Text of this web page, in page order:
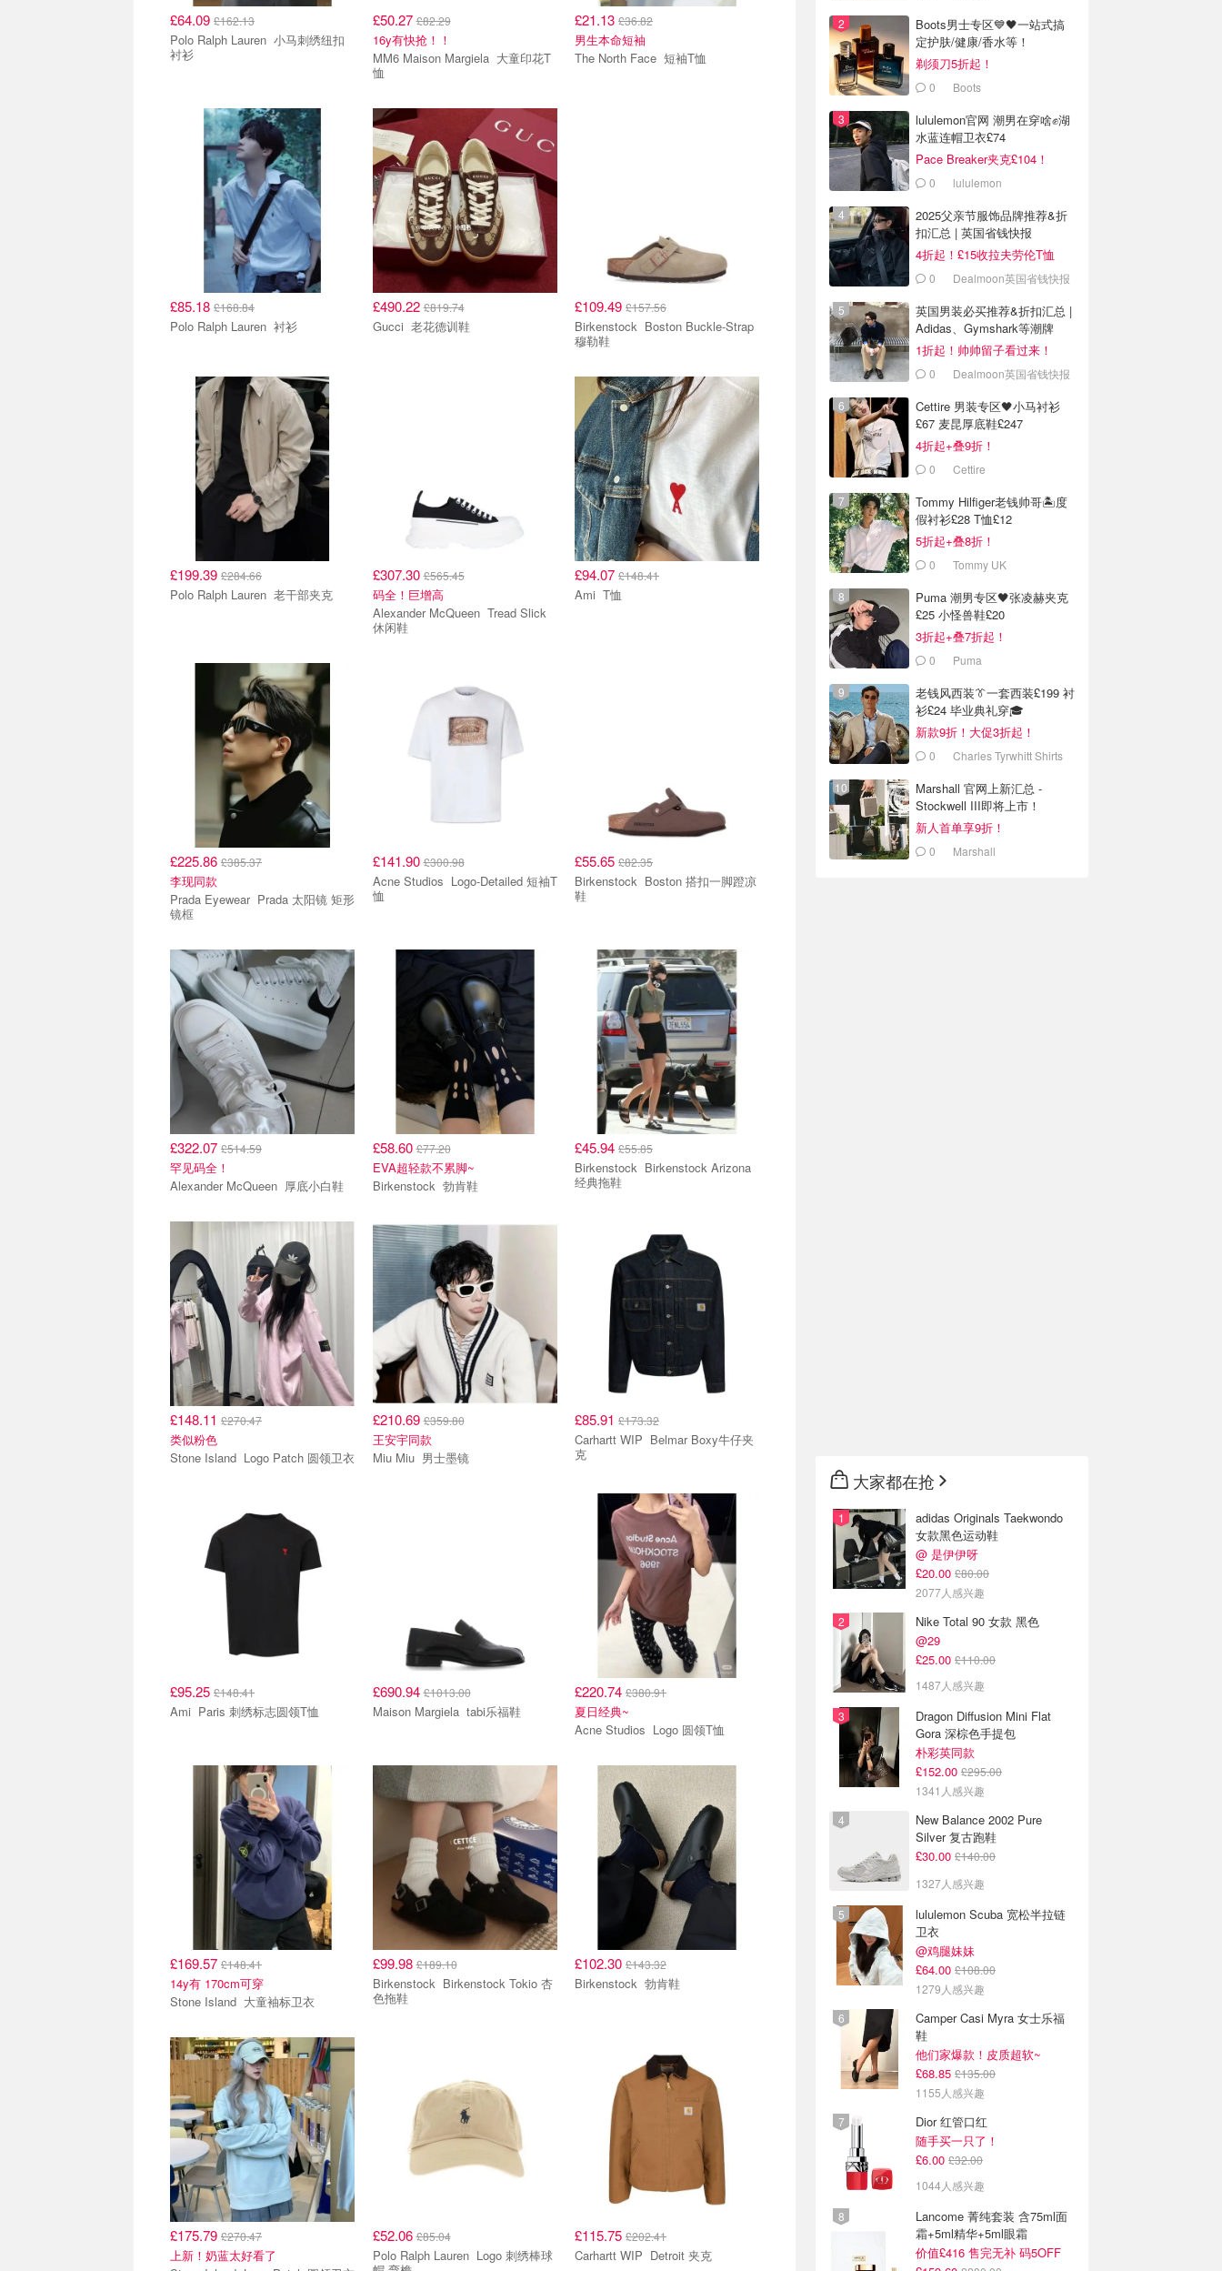
£64.09 £162.13
Polo Ralph Lauren 小马刺绣纽扣
衬衫
£50.27£82.29
16y有快抢！！
MM6 Maison Margiela 大童印花T
恤
£21.13 £36.82
男生本命短袖
The North Face 短袖T恤
£85.18 £168.84
Polo Ralph Lauren 衬衫
£490.22£819.74
Gucci 老花德训鞋
£109.49 £157.56
Birkenstock Boston Buckle-Strap
穆勒鞋
£199.39 £284.66
Polo Ralph Lauren 老干部夹克
£307.30£565.45
码全！巨增高
Alexander McQueen Tread Slick
休闲鞋
£94.07 £148.41
Ami T恤
£225.86 £385.37
李现同款
Prada Eyewear Prada 太阳镜 矩形
镜框
£141.90£300.98
Acne Studios Logo-Detailed 短袖T
恤
£55.65 £82.35
Birkenstock Boston 搭扣一脚蹬凉
鞋
£322.07 £514.59
罕见码全！
Alexander McQueen 厚底小白鞋
£58.60£77.20
EVA超轻款不累脚~
Birkenstock 勃肯鞋
£45.94 £55.85
Birkenstock Birkenstock Arizona
经典拖鞋
£148.11 £270.47
类似粉色
Stone Island Logo Patch 圆领卫衣
£210.69£359.80
王安宇同款
Miu Miu 男士墨镜
£85.91 £173.32
Carhartt WIP Belmar Boxy牛仔夹
克
£95.25 £148.41
Ami Paris 刺绣标志圆领T恤
£690.94£1013.00
Maison Margiela tabi乐福鞋
£220.74 £380.91
夏日经典~
Acne Studios Logo 圆领T恤
£169.57 £148.41
14y有 170cm可穿
Stone Island 大童袖标卫衣
£99.98£189.10
Birkenstock Birkenstock Tokio 杏
色拖鞋
£102.30 £143.32
Birkenstock 勃肯鞋
£175.79 £270.47
上新！奶蓝太好看了
£52.06£85.04
Polo Ralph Lauren Logo 刺绣棒球
£115.75 £202.41
Carhartt WIP Detroit 夹克
Boots男士专区💙🖤一站式搞
定护肤/健康/香水等！
剃须刀5折起！
0 Boots
lululemon官网 潮男在穿啥✊湖
水蓝连帽卫衣£74
Pace Breaker夹克£104！
0 lululemon
2025父亲节服饰品牌推荐&折
扣汇总 | 英国省钱快报
4折起！£15收拉夫劳伦T恤
0 Dealmoon英国省钱快报
英国男装必买推荐&折扣汇总 |
Adidas、Gymshark等潮牌
1折起！帅帅留子看过来！
0 Dealmoon英国省钱快报
Cettire 男装专区🖤小马衬衫
£67 麦昆厚底鞋£247
4折起+叠9折！
0 Cettire
Tommy Hilfiger老钱帅哥🏝️度
假衬衫£28 T恤£12
5折起+叠8折！
0 Tommy UK
Puma 潮男专区🖤张凌赫夹克
£25 小怪兽鞋£20
3折起+叠7折起！
0 Puma
老钱风西装👔一套西装£199 衬
衫£24 毕业典礼穿🎓
新款9折！大促3折起！
0
Charles Tyrwhitt Shirts
Marshall 官网上新汇总 -
Stockwell III即将上市！
新人首单享9折！
0 Marshall
大家都在抢
adidas Originals Taekwondo
女款黑色运动鞋
@ 是伊伊呀
£20.00 £80.00
2077人感兴趣
Nike Total 90 女款 黑色
@29
£25.00 £110.00
1487人感兴趣
Dragon Diffusion Mini Flat
Gora 深棕色手提包
朴彩英同款
£152.00 £295.00
1341人感兴趣
New Balance 2002 Pure
Silver 复古跑鞋
£30.00 £140.00
1327人感兴趣
lululemon Scuba 宽松半拉链
卫衣
@鸡腿妹妹
£64.00 £108.00
1279人感兴趣
Camper Casi Myra 女士乐福
鞋
他们家爆款！皮质超软~
£68.85 £135.00
1155人感兴趣
Dior 红管口红
随手买一只了！
£6.00 £32.00
1044人感兴趣
Lancome 菁纯套装 含75ml面
霜+5ml精华+5ml眼霜
价值£416 售完无补 码5OFF